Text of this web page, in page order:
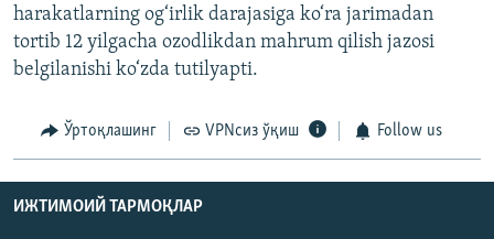
harakatlarning og‘irlik darajasiga ko‘ra jarimadan
tortib 12 yilgacha ozodlikdan mahrum qilish jazosi
belgilanishi ko‘zda tutilyapti.
Ўртоқлашинг VPNсиз ўқиш Follow us
ИЖТИМОИЙ ТАРМОҚЛАР